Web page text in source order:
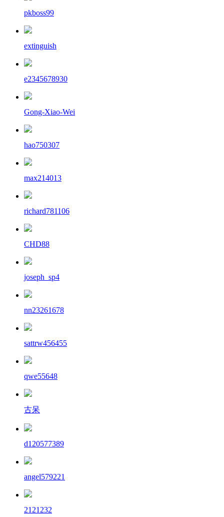
pkboss99
extinguish
e2345678930
Gong-Xiao-Wei
hao750307
max214013
richard781106
CHD88
joseph_sp4
nn23261678
sattrw456455
qwe55648
古呆
d120577389
angel579221
2121232